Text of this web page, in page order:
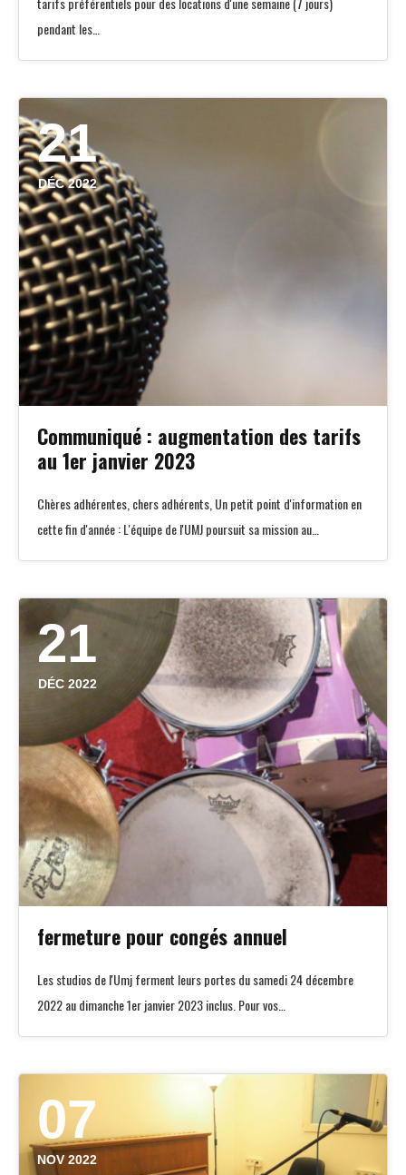
pendant les…
21
DÉC 2022
Communiqué : augmentation des tarifs
au 1er janvier 2023
Chères adhérentes, chers adhérents, Un petit point d'information en
cette fin d'année : L'équipe de l'UMJ poursuit sa mission au…
21
DÉC 2022
fermeture pour congés annuel
Les studios de l'Umj ferment leurs portes du samedi 24 décembre
2022 au dimanche 1er janvier 2023 inclus. Pour vos…
07
NOV 2022